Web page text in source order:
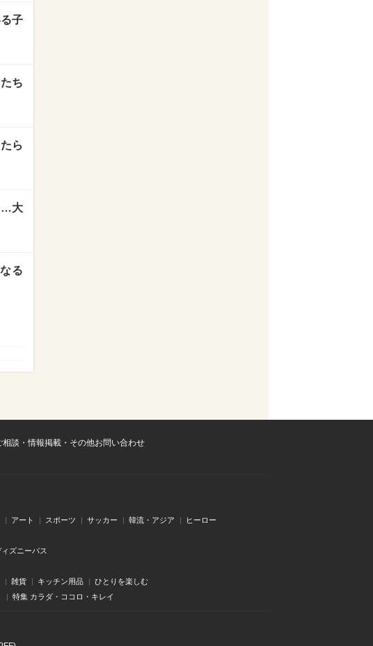
子
ち
ら
…大
る
談・情報掲載・その他お問い合わせ
アート スポーツ サッカー 韓流・アジア ヒーロー
ィズニーパス
雑貨 キッチン用品 ひとりを楽しむ
特集 カラダ・ココロ・キレイ